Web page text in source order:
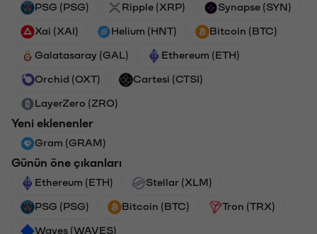
PSG (PSG) Ripple (XRP) Synapse (SYN)
Xai (XAI) Helium (HNT) Bitcoin (BTC)
Galatasaray (GAL) Ethereum (ETH)
Orchid (OXT) Cartesi (CTSI)
LayerZero (ZRO)
Yeni eklenenler
Gram (GRAM)
Günün öne çıkanları
Ethereum (ETH) Stellar (XLM)
PSG (PSG) Bitcoin (BTC) Tron (TRX)
Waves (WAVES)